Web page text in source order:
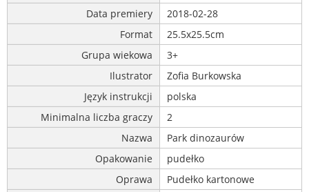
Data premiery
2018-02-28
Format
25.5x25.5cm
Grupa wiekowa
3+
Ilustrator
Zofia Burkowska
Język instrukcji
polska
Minimalna liczba graczy
2
Nazwa
Park dinozaurów
Opakowanie
pudełko
Oprawa
Pudełko kartonowe